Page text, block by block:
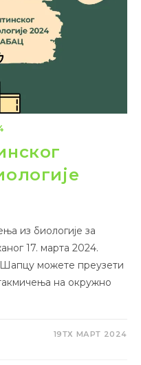
из биологије за
17. марта 2024.
можете преузети
на окружно
19ТХ МАРТ 2024